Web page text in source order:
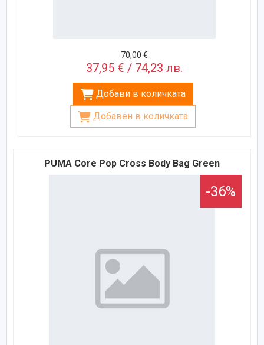
70,00 €
37,95 € / 74,23 лв.
Добави в количката
Добавен в количката
PUMA Core Pop Cross Body Bag Green
-36%